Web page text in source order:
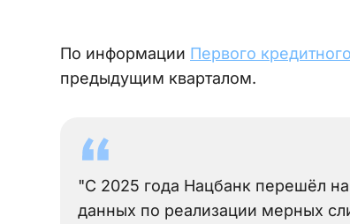
По информации Первого
предыдущим кварталом.
"С 2025 года Нацбанк перешёл
данных по реализации мерных